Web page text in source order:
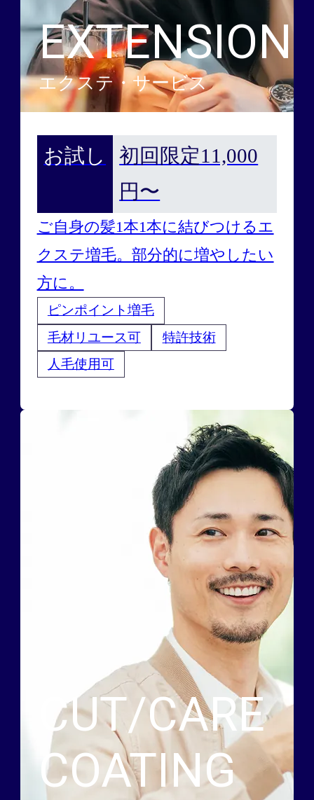
EXTENSION
エクステ・サービス
お試し
初回限定11,000
円〜
ご自身の髪1本1本に結びつけるエ
クステ増毛。部分的に増やしたい
方に。
ピンポイント増毛
毛材リユース可
特許技術
人毛使用可
CUT/CARE
COATING